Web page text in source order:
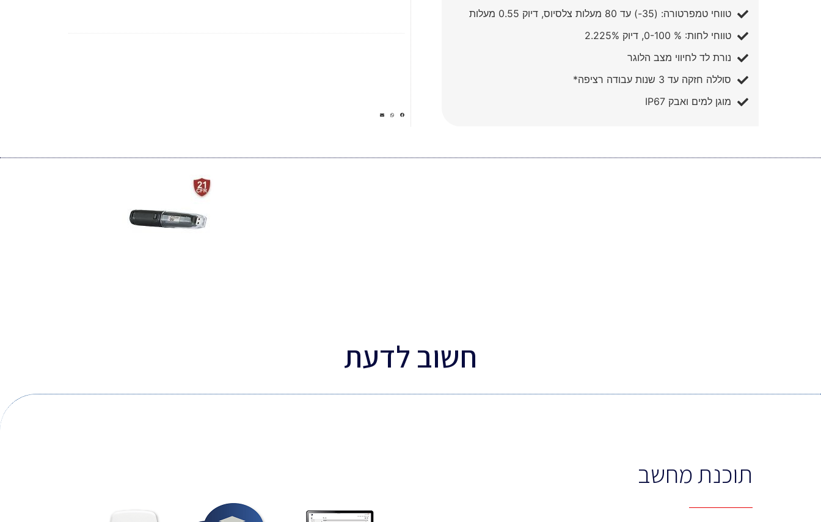
טווחי טמפרטורה: (35-) עד 80 מעלות צלסיוס, דיוק 0.55 מעלות
טווחי לחות: % 0-100, דיוק 2.225%
נורת לד לחיווי מצב הלוגר
סוללה חזקה עד 3 שנות עבודה רציפה*
מוגן למים ואבק IP67
חשוב לדעת
תוכנת מחשב